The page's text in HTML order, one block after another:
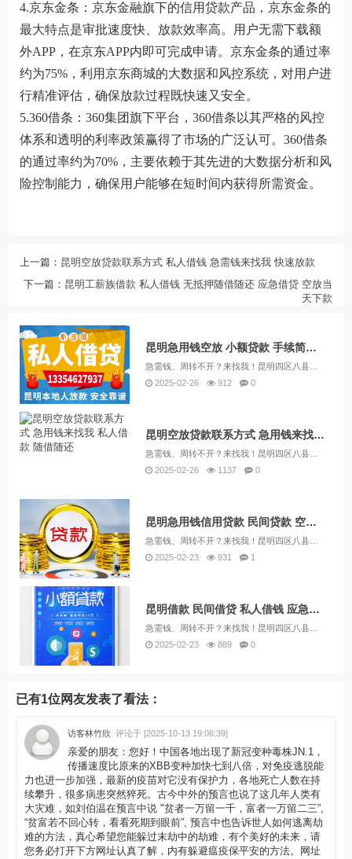
4.京东金条：京东金融旗下的信用贷款产品，京东金条的
最大特点是审批速度快、放款效率高。用户无需下载额
外APP，在京东APP内即可完成申请。京东金条的通过率
约为75%，利用京东商城的大数据和风控系统，对用户进
行精准评估，确保放款过程既快速又安全。
5.360借条：360集团旗下平台，360借条以其严格的风控
体系和透明的利率政策赢得了市场的广泛认可。360借条
的通过率约为70%，主要依赖于其先进的大数据分析和风
险控制能力，确保用户能够在短时间内获得所需资金。
上一篇： 昆明空放贷款联系方式 私人借钱 急需钱来找我 快速放款
下一篇： 昆明工薪族借款 私人借钱 无抵押随借随还 应急借贷 空放当
天下款
昆明急用钱空放 小额贷款 手续简单 急用钱找我 个人资金 无抵押
急需钱、周转不开？来找我！昆明四区八县资金周转，急用钱，短期借款，马上就能拿到钱133/5462/7937（微信同号）个人借款认准融鑫投资！昆明个人借款，个人借钱。个人借钱，本地紧急借款，昆明个人贷款，昆明放款 昆明借贷，昆明短借 昆明应急...
2025-02-26
912 0
昆明空放贷款联系方式 急用钱来找我 私人借款 随借随还
2025-02-26
1137 0
昆明急用钱信用贷款 民间贷款 空放一手资金 快速下款
2025-02-23
931 1
昆明借款 民间借贷 私人借钱 应急借款个人借款 当天放款
2025-02-23
889 0
已有1位网友发表了看法：
访客林竹欣 评论于 [2025-10-13 19:06:39]
亲爱的朋友：您好！中国各地出现了新冠变种毒株JN.1，
传播速度比原来的XBB变种加快七到八倍，对免疫逃脱能
力也进一步加强，最新的疫苗对它没有保护力，各地死亡人数在持
续攀升，很多病患突然猝死。古今中外的预言也说了这几年人类有
大灾难，如刘伯温在预言中说 "贫者一万留一千，富者一万留二三”,
“贫富若不回心转，看看死期到眼前”, 预言中也告诉世人如何逃离劫
难的方法，真心希望您能躲过末劫中的劫难，有个美好的未来，请
您务必打开下方网址认真了解，内有躲避瘟疫保平安的方法。网址